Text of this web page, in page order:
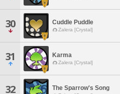
30 Cuddle Puddle
Zalera [Crystal]
31 Karma
Zalera [Crystal]
32 The Sparrow's Song